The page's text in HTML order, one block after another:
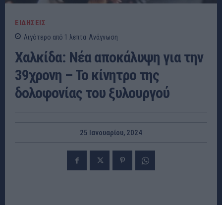
ΕΙΔΗΣΕΙΣ
Λιγότερο από 1 λεπτα Ανάγνωση
Χαλκίδα: Νέα αποκάλυψη για την
39χρονη – Το κίνητρο της
δολοφονίας του ξυλουργού
25 Ιανουαρίου, 2024